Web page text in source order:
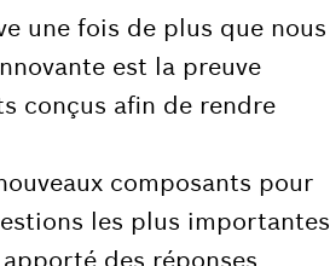
une fois de plus que nous
est la preuve
conçus afin de rendre
composants pour
les plus importantes
des réponses